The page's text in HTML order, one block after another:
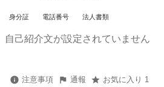
身分証 電話番号 法人書類
自己紹介文が設定されていません
注意事項 通報 お気に入り 1